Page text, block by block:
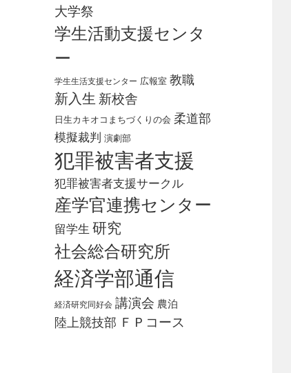
大学祭
学生活動支援センタ
ー
学生生活支援センター 広報室 教職
新入生 新校舎
日生カキオコまちづくりの会 柔道部
模擬裁判 演劇部
犯罪被害者支援
犯罪被害者支援サークル
産学官連携センター
留学生 研究
社会総合研究所
経済学部通信
経済研究同好会 講演会 農泊
陸上競技部 ＦＰコース